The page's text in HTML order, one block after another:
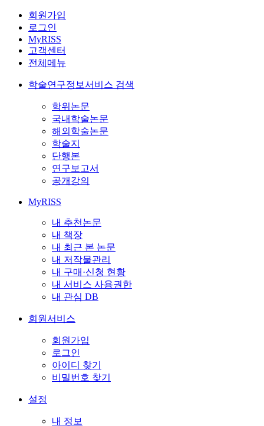
회원가입
로그인
MyRISS
고객센터
전체메뉴
학술연구정보서비스 검색
학위논문
국내학술논문
해외학술논문
학술지
단행본
연구보고서
공개강의
MyRISS
내 추천논문
내 책장
내 최근 본 논문
내 저작물관리
내 구매·신청 현황
내 서비스 사용권한
내 관심 DB
회원서비스
회원가입
로그인
아이디 찾기
비밀번호 찾기
설정
내 정보